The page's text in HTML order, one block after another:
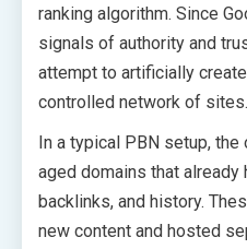
ranking algorithm. Since
signals of authority and
attempt to artificially
controlled network of sites.
In a typical PBN setup,
aged domains that already
backlinks, and history.
new content and hosted